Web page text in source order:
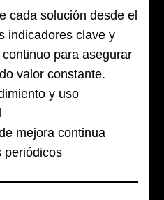
cada solución desde el
indicadores clave y
para asegurar
valor constante.
y uso
mejora continua
periódicos